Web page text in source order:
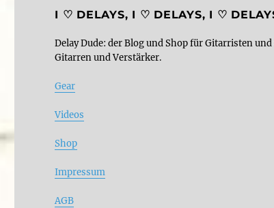
I ♡ DELAYS, I ♡ DELAYS, I ♡
Delay Dude: der Blog und Shop für Gitarristen
Gitarren und Verstärker.
Gear
Videos
Shop
Impressum
AGB